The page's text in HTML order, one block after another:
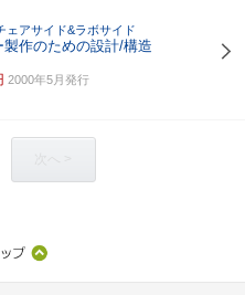
アサイド&ラボサイド
作のための設計/構造
2000年5月発行